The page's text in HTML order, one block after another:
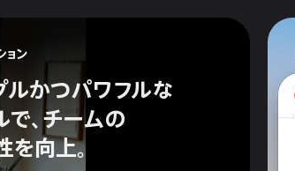
ョン
ルかつパワフルな
、チームの
を向上。